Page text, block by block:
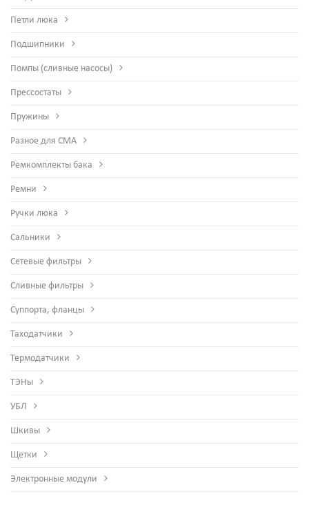
Петли люка
Подшипники
Помпы (сливные насосы)
Прессостаты
Пружины
Разное для СМА
Ремкомплекты бака
Ремни
Ручки люка
Сальники
Сетевые фильтры
Сливные фильтры
Суппорта, фланцы
Таходатчики
Термодатчики
ТЭНы
УБЛ
Шкивы
Щетки
Электронные модули